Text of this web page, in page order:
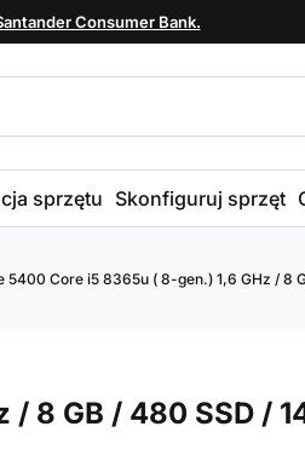
Consumer Bank.
sprzętu Skonfiguruj sprzęt
5400 Core i5 8365u ( 8-gen.) 1,6 GHz / 8
8 GB / 480 SSD /